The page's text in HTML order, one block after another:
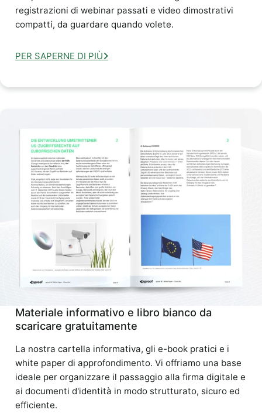
registrazioni di webinar passati e video dimostrativi
compatti, da guardare quando volete.
PER SAPERNE DI PIÙ
Materiale informativo e libro bianco da
scaricare gratuitamente
La nostra cartella informativa, gli e-book pratici e i
white paper di approfondimento. Vi offriamo una base
ideale per organizzare il passaggio alla firma digitale e
ai documenti d'identità in modo strutturato, sicuro ed
efficiente.